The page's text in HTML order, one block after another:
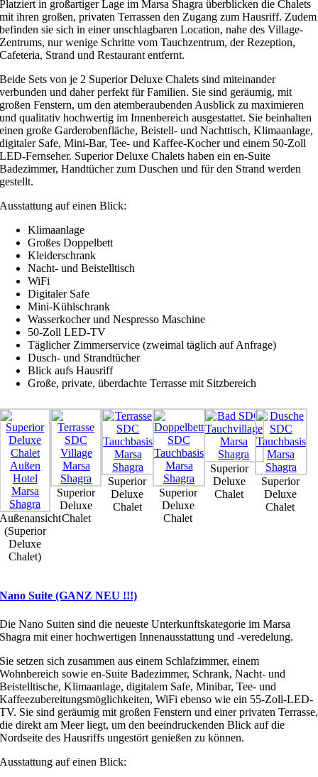
Platziert in großartiger Lage im Marsa Shagra überblicken die Chalets
mit ihren großen, privaten Terrassen den Zugang zum Hausriff. Zudem
befinden sie sich in einer unschlagbaren Location, nahe des Village-
Zentrums, nur wenige Schritte vom Tauchzentrum, der Rezeption,
Cafeteria, Strand und Restaurant entfernt.
Beide Sets von je 2 Superior Deluxe Chalets sind miteinander
verbunden und daher perfekt für Familien. Sie sind geräumig, mit
großen Fenstern, um den atemberaubenden Ausblick zu maximieren
und qualitativ hochwertig im Innenbereich ausgestattet. Sie beinhalten
einen große Garderobenfläche, Beistell- und Nachttisch, Klimaanlage,
digitaler Safe, Mini-Bar, Tee- und Kaffee-Kocher und einem 50-Zoll
LED-Fernseher. Superior Deluxe Chalets haben ein en-Suite
Badezimmer, Handtücher zum Duschen und für den Strand werden
gestellt.
Ausstattung auf einen Blick:
Klimaanlage
Großes Doppelbett
Kleiderschrank
Nacht- und Beistelltisch
WiFi
Digitaler Safe
Mini-Kühlschrank
Wasserkocher und Nespresso Maschine
50-Zoll LED-TV
Täglicher Zimmerservice (zweimal täglich auf Anfrage)
Dusch- und Strandtücher
Blick aufs Hausriff
Große, private, überdachte Terrasse mit Sitzbereich
Außenansicht
(Superior
Deluxe
Chalet)
Superior
Deluxe
Chalet
Superior
Deluxe
Chalet
Superior
Deluxe
Chalet
Superior
Deluxe
Chalet
Superior
Deluxe
Chalet
Nano Suite (GANZ NEU !!!)
Die Nano Suiten sind die neueste Unterkunftskategorie im Marsa
Shagra mit einer hochwertigen Innenausstattung und -veredelung.
Sie setzen sich zusammen aus einem Schlafzimmer, einem
Wohnbereich sowie en-Suite Badezimmer, Schrank, Nacht- und
Beistelltische, Klimaanlage, digitalem Safe, Minibar, Tee- und
Kaffeezubereitungsmöglichkeiten, WiFi ebenso wie ein 55-Zoll-LED-
TV. Sie sind geräumig mit großen Fenstern und einer privaten Terrasse,
die direkt am Meer liegt, um den beeindruckenden Blick auf die
Nordseite des Hausriffs ungestört genießen zu können.
Ausstattung auf einen Blick: